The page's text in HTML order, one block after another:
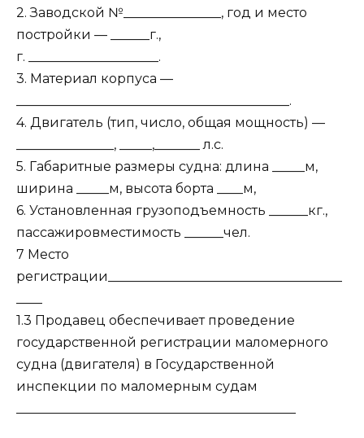
2. Заводской №_______________, год и место
постройки — ______г.,
г. ____________________.
3. Материал корпуса —
__________________________________________.
4. Двигатель (тип, число, общая мощность) —
_______________, _____,_______ л.с.
5. Габаритные размеры судна: длина _____м,
ширина _____м, высота борта ____м,
6. Установленная грузоподъемность ______кг.,
пассажировместимость ______чел.
7 Место
регистрации____________________________________
1.3 Продавец обеспечивает проведение
государственной регистрации маломерного
судна (двигателя) в Государственной
инспекции по маломерным судам